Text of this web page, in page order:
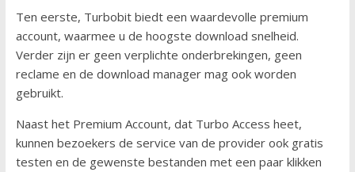
Ten eerste, Turbobit biedt een waardevolle premium
account, waarmee u de hoogste download snelheid.
Verder zijn er geen verplichte onderbrekingen, geen
reclame en de download manager mag ook worden
gebruikt.
Naast het Premium Account, dat Turbo Access heet,
kunnen bezoekers de service van de provider ook gratis
testen en de gewenste bestanden met een paar klikken